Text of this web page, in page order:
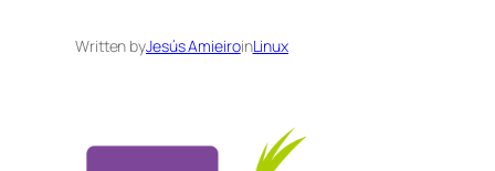
Written byJesús AmieiroinLinux